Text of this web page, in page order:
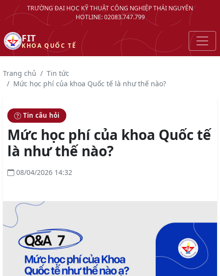
TRƯỜNG ĐẠI HỌC KỸ THUẬT CÔNG NGHIỆP THÁI NGUYÊN
HOTLINE: 02083.747.799
FIT
KHOA QUỐC TẾ
Trang chủ
Tin tức
Mức học phí của khoa Quốc tế là như thế nào?
Tin câu hỏi
Mức học phí của khoa Quốc tế
là như thế nào?
08/04/2026 14:32